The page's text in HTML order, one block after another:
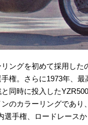
ングを初めて採用した
権。さらに1973年、最
同時に投入した
のカラーリングであり
選手権、ロードレース